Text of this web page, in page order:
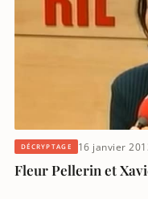
DÉCRYPTAGE 16 janvier
Fleur Pellerin et